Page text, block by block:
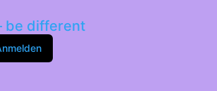
be different